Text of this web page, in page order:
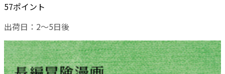
57ポイント
出荷日：2～5日後